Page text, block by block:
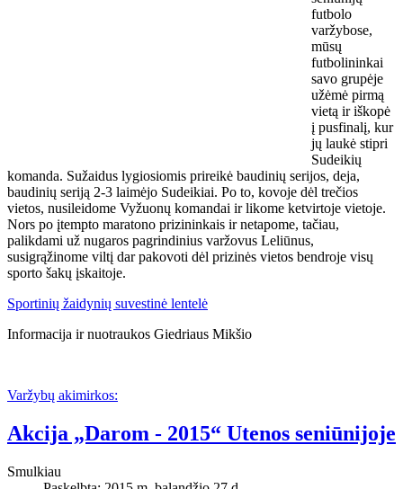
futbolo
varžybose,
mūsų
futbolininkai
savo grupėje
užėmė pirmą
vietą ir iškopė
į pusfinalį, kur
jų laukė stipri
Sudeikių
komanda. Sužaidus lygiosiomis prireikė baudinių serijos, deja,
baudinių seriją 2-3 laimėjo Sudeikiai. Po to, kovoje dėl trečios
vietos, nusileidome Vyžuonų komandai ir likome ketvirtoje vietoje.
Nors po įtempto maratono prizininkais ir netapome, tačiau,
palikdami už nugaros pagrindinius varžovus Leliūnus,
susigrąžinome viltį dar pakovoti dėl prizinės vietos bendroje visų
sporto šakų įskaitoje.
Sportinių žaidynių suvestinė lentelė
Informacija ir nuotraukos Giedriaus Mikšio
Varžybų akimirkos:
Akcija „Darom - 2015“ Utenos seniūnijoje
Smulkiau